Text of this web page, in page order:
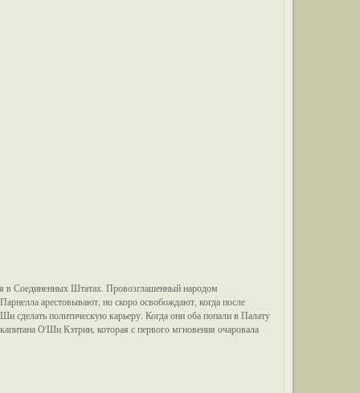
в Соединенных Штатах. Провозглашенный народом
арестовывают, но скоро освобождают, когда после
политическую карьеру. Когда они оба попали в Палату
О'Ши Кэтрин, которая с первого мгновения очаровала